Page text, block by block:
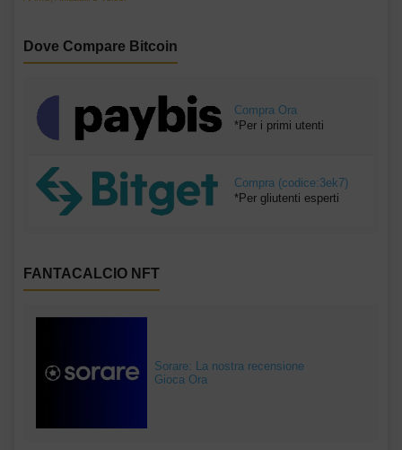
Dove Compare Bitcoin
Compra Ora
*Per i primi utenti
Compra (codice:3ek7)
*Per gliutenti esperti
FANTACALCIO NFT
Sorare: La nostra recensione
Gioca Ora